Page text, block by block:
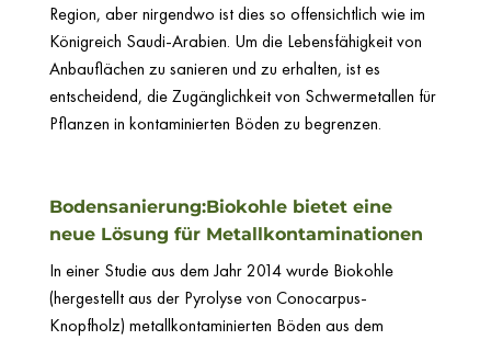
Region, aber nirgendwo ist dies so offensichtlich wie im
Königreich Saudi-Arabien. Um die Lebensfähigkeit von
Anbauflächen zu sanieren und zu erhalten, ist es
entscheidend, die Zugänglichkeit von Schwermetallen für
Pflanzen in kontaminierten Böden zu begrenzen.
Bodensanierung:Biokohle bietet eine
neue Lösung für Metallkontaminationen
In einer Studie aus dem Jahr 2014 wurde Biokohle
(hergestellt aus der Pyrolyse von Conocarpus-
Knopfholz) metallkontaminierten Böden aus dem